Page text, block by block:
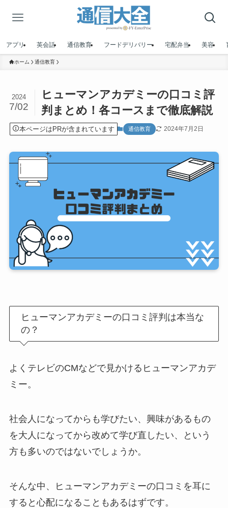
アプリ 英会話 通信教育 フードデリバリー 宅配弁当 美容
ホーム 通信教育
ヒューマンアカデミーの口コミ評
判まとめ！各コースまで徹底解説
2024
7/02
本ページはPRが含まれています 通信教育 2024年7月2日
ヒューマンアカデミーの口コミ評判は本当な
の？
よくテレビのCMなどで見かけるヒューマンアカデ
ミー。
社会人になってからも学びたい、興味があるもの
を大人になってから改めて学び直したい、という
方も多いのではないでしょうか。
そんな中、ヒューマンアカデミーの口コミを耳に
すると心配になることもあるはずです。